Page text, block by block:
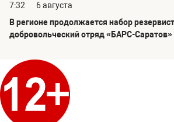
7:32
6 августа
В регионе продолжается набор
добровольческий отряд «БАРС-Саратов»